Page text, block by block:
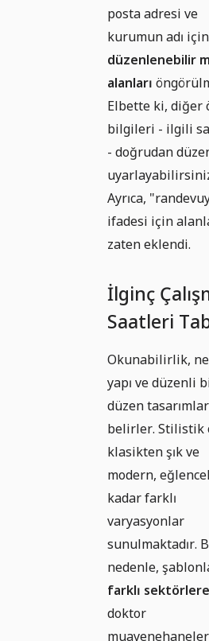
posta adresi ve
kurumun adı için
düzenlenebilir
alanları
Elbette ki, diğer
bilgileri - ilgili
- doğrudan
Ayrıca,
ifadesi için
zaten eklendi.
İlginç
Saatleri
Okunabilirlik,
yapı ve düzenli
düzen
belirler. Stilistik
klasikten şık ve
modern,
kadar farklı
varyasyonlar
sunulmaktadır.
nedenle,
farklı sektörlere
doktor